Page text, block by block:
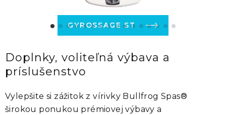
GYROSSAGE ST
Doplnky, voliteľná výbava a
príslušenstvo
Vylepšite si zážitok z vírivky Bullfrog Spas®
širokou ponukou prémiovej výbavy a